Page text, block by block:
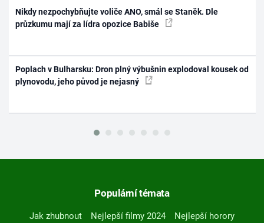
Nikdy nezpochybňujte voliče ANO, smál se Staněk. Dle
průzkumu mají za lídra opozice Babiše
Poplach v Bulharsku: Dron plný výbušnin explodoval kousek od
plynovodu, jeho původ je nejasný
Populární témata
Jak zhubnout Nejlepší filmy 2024
Nejlepší horory